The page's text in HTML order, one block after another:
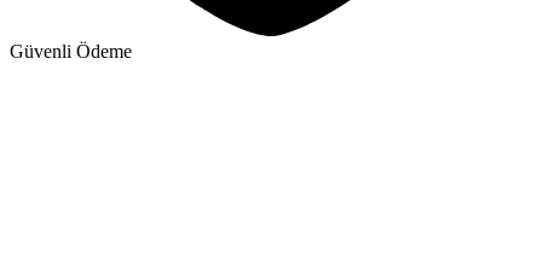
Güvenli Ödeme